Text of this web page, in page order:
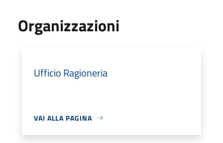
Organizzazioni
Ufficio Ragioneria
VAI ALLA PAGINA